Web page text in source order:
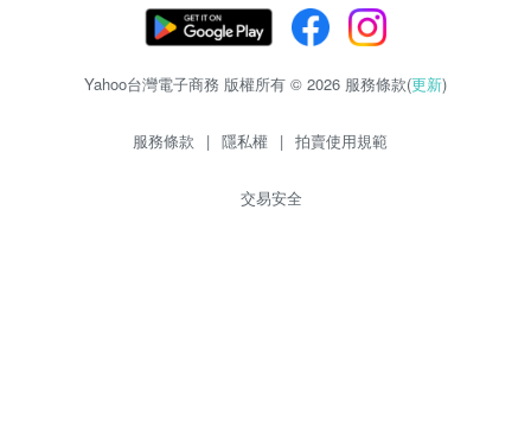
Yahoo台灣電子商務 版權所有 © 2026 服務條款(更新)
服務條款 | 隱私權 | 拍賣使用規範
交易安全